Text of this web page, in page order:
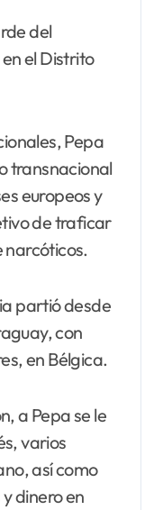
del
el Distrito
Pepa
transnacional
europeos y
de traficar
partió desde
con
en Bélgica.
a Pepa se le
varios
así como
dinero en